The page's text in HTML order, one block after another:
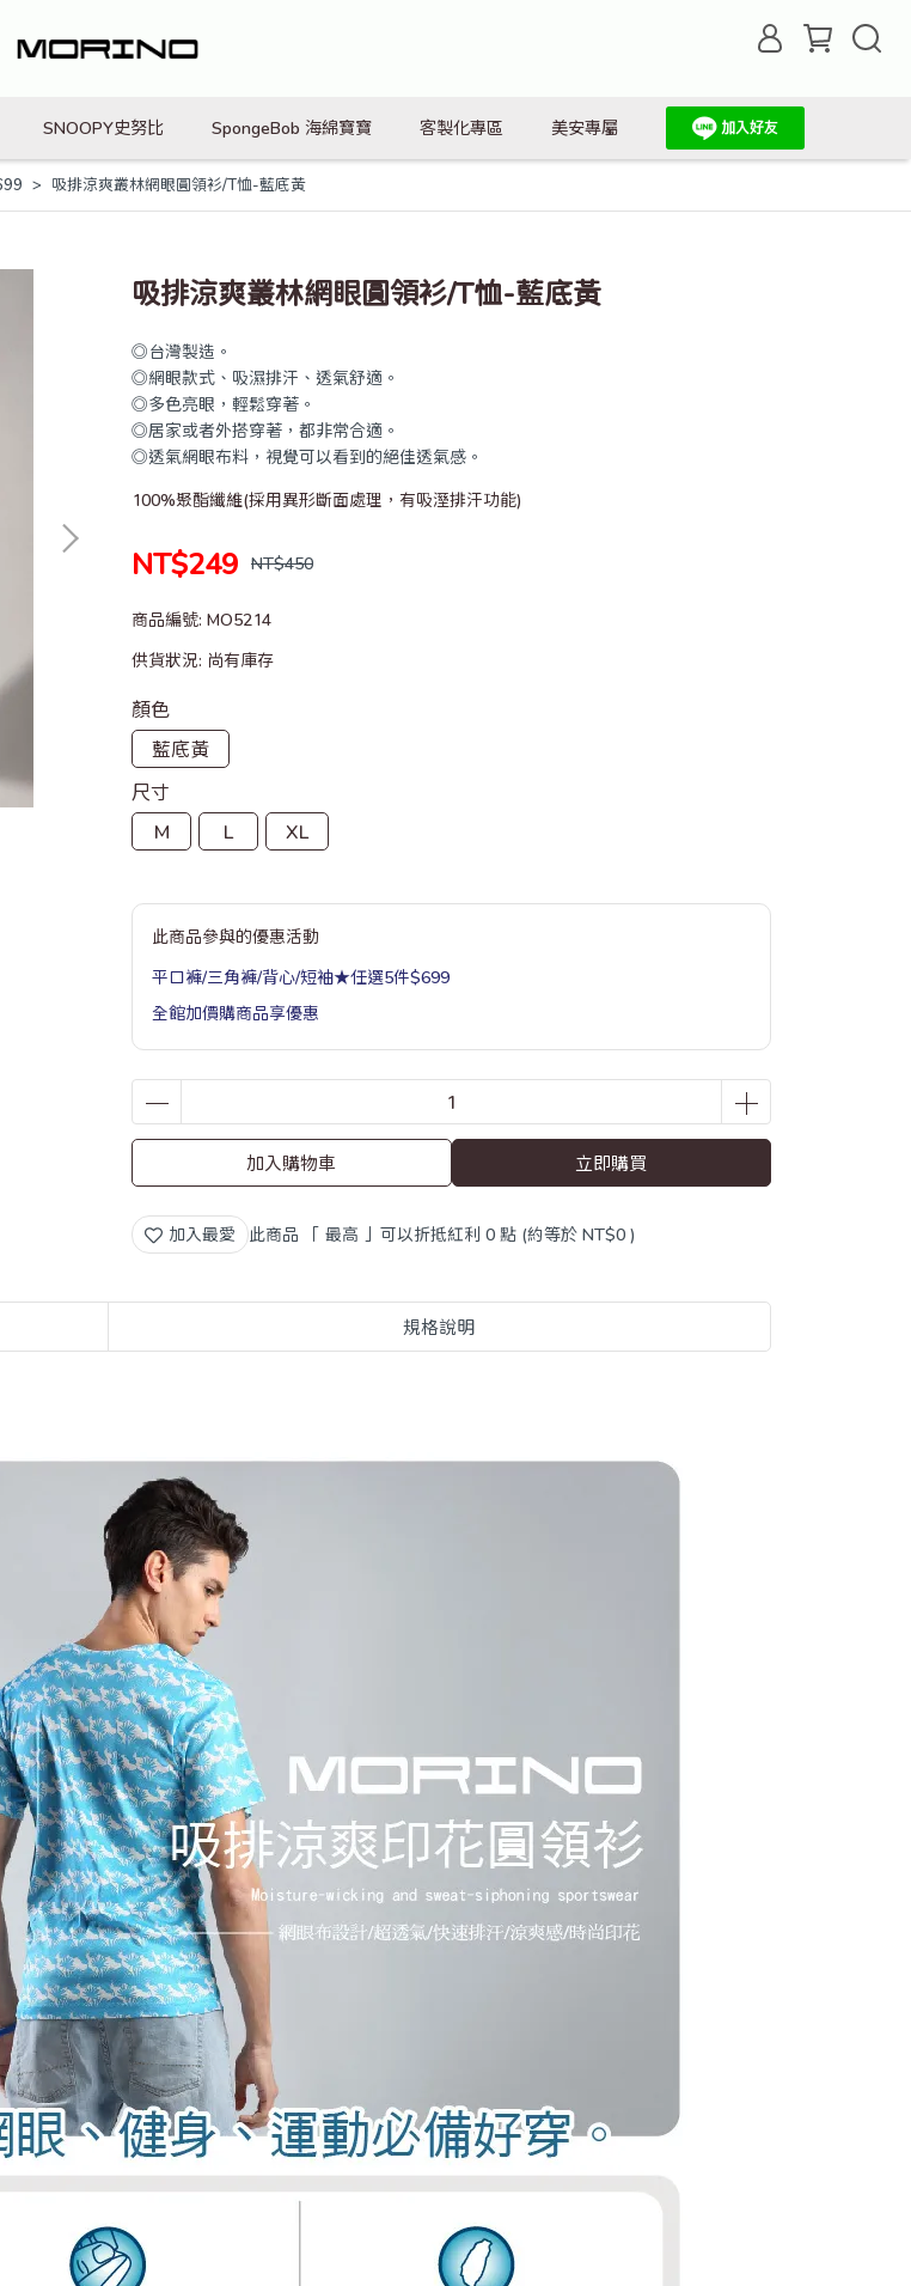
SNOOPY史努比 SpongeBob 海綿寶寶 客製化專區 美安專屬
吸排涼爽叢林網眼圓領衫/T恤-藍底黃
吸排涼爽叢林網眼圓領衫/T恤-藍底黃
◎台灣製造。
◎網眼款式、吸濕排汗、透氣舒適。
◎多色亮眼，輕鬆穿著。
◎居家或者外搭穿著，都非常合適。
◎透氣網眼布料，視覺可以看到的絕佳透氣感。
100%聚酯纖維(採用異形斷面處理，有吸溼排汗功能)
NT$249 NT$450
商品編號: MO5214
供貨狀況: 尚有庫存
顏色
藍底黃
尺寸
M
L XL
此商品參與的優惠活動
平口褲/三角褲/背心/短袖★任選5件$699
全館加價購商品享優惠
加入購物車 立即購買
加入最愛 此商品 「 最高 」可以折抵紅利 0 點 (約等於 NT$0 )
規格說明